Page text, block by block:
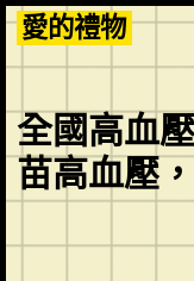
Skip
to
content
愛的禮物
全國高血
苗高血壓